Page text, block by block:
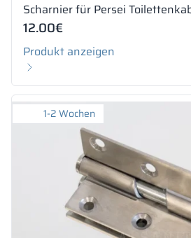
Scharnier für Persei
12.00€
Produkt anzeigen
1-2 Wochen